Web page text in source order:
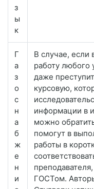
з
ы
к
Г
а
з
о
с
н
а
б
ж
е
н
и
В случае, если
работу любого
даже
курсовую,
информации в
можно
помогут в
работы в
ГОСТом.